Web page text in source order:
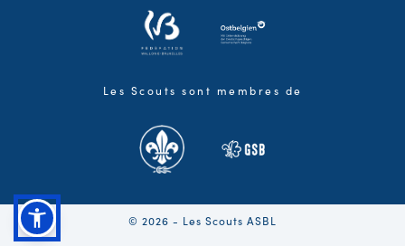
Les Scouts sont membres de
© 2026 - Les Scouts ASBL